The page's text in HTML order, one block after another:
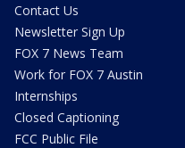
Contact Us
Newsletter Sign Up
FOX 7 News Team
Work for FOX 7 Austin
Internships
Closed Captioning
FCC Public File